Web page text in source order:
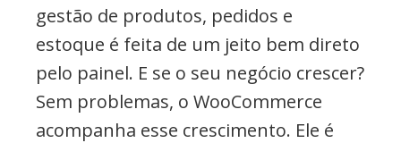
gestão de produtos, pedidos e
estoque é feita de um jeito bem direto
pelo painel. E se o seu negócio crescer?
Sem problemas, o WooCommerce
acompanha esse crescimento. Ele é